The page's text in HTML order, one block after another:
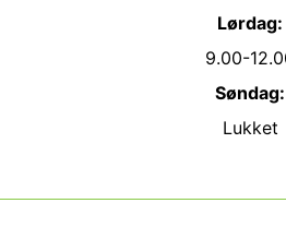
Lørdag:
9.00-
Søndag:
Lukket